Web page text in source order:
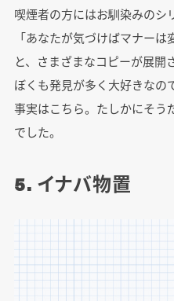
喫煙者の方にはお馴染みのシ
「あなたが気づけばマナー
と、さまざまなコピーが展開
ぼくも発見が多く大好きなの
事実はこちら。たしかにそ
でした。
5. イナバ物置